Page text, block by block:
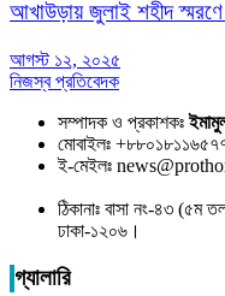
আখাউড়ায় জুলাই শহীদ
আগস্ট ১২, ২০২৫
নিজস্ব প্রতিবেদক
সম্পাদক ও প্রকাশকঃ
মোবাইলঃ
ই-মেইলঃ
ঠিকানাঃ বাসা নং-৪৩ (৫ম
ঢাকা-১২০৬।
গ্যালারি